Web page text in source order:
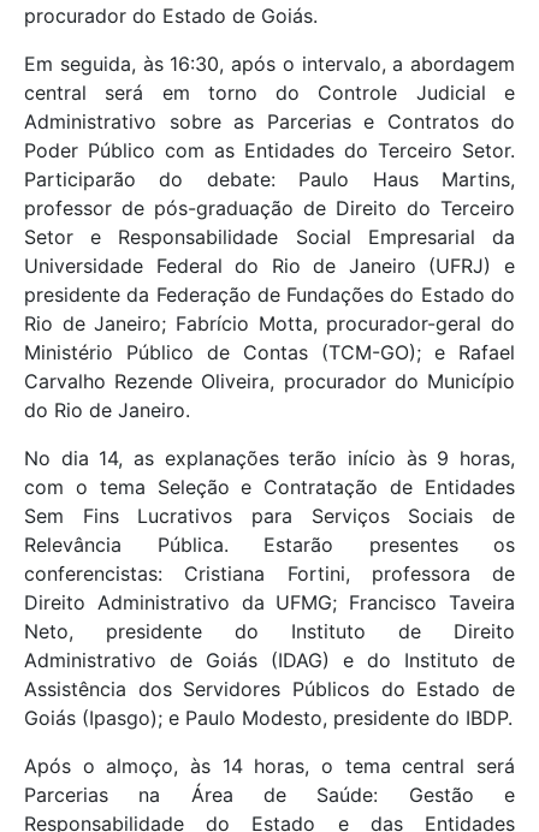
procurador do Estado de Goiás.
Em seguida, às 16:30, após o intervalo, a abordagem
central será em torno do Controle Judicial e
Administrativo sobre as Parcerias e Contratos do
Poder Público com as Entidades do Terceiro Setor.
Participarão do debate: Paulo Haus Martins,
professor de pós-graduação de Direito do Terceiro
Setor e Responsabilidade Social Empresarial da
Universidade Federal do Rio de Janeiro (UFRJ) e
presidente da Federação de Fundações do Estado do
Rio de Janeiro; Fabrício Motta, procurador-geral do
Ministério Público de Contas (TCM-GO); e Rafael
Carvalho Rezende Oliveira, procurador do Município
do Rio de Janeiro.
No dia 14, as explanações terão início às 9 horas,
com o tema Seleção e Contratação de Entidades
Sem Fins Lucrativos para Serviços Sociais de
Relevância Pública. Estarão presentes os
conferencistas: Cristiana Fortini, professora de
Direito Administrativo da UFMG; Francisco Taveira
Neto, presidente do Instituto de Direito
Administrativo de Goiás (IDAG) e do Instituto de
Assistência dos Servidores Públicos do Estado de
Goiás (Ipasgo); e Paulo Modesto, presidente do IBDP.
Após o almoço, às 14 horas, o tema central será
Parcerias na Área de Saúde: Gestão e
Responsabilidade do Estado e das Entidades